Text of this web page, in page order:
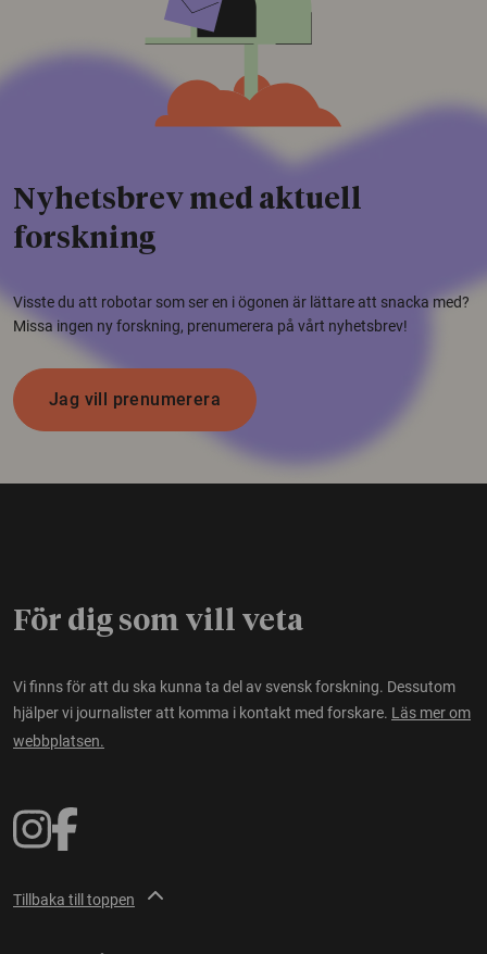
Nyhetsbrev med aktuell
forskning
Visste du att robotar som ser en i ögonen är lättare att snacka med?
Missa ingen ny forskning, prenumerera på vårt nyhetsbrev!
Jag vill prenumerera
För dig som vill veta
Vi finns för att du ska kunna ta del av svensk forskning. Dessutom
hjälper vi journalister att komma i kontakt med forskare. Läs mer om
webbplatsen.
Tillbaka till toppen